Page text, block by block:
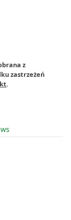
z
zastrzeżeń
.